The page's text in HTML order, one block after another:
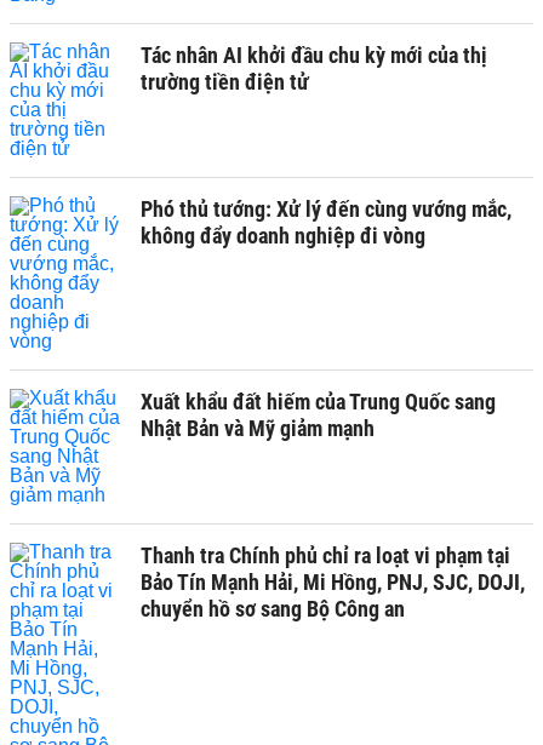
Tác nhân AI khởi đầu chu kỳ mới của thị
trường tiền điện tử
Phó thủ tướng: Xử lý đến cùng vướng mắc,
không đẩy doanh nghiệp đi vòng
Xuất khẩu đất hiếm của Trung Quốc sang
Nhật Bản và Mỹ giảm mạnh
Thanh tra Chính phủ chỉ ra loạt vi phạm tại
Bảo Tín Mạnh Hải, Mi Hồng, PNJ, SJC, DOJI,
chuyển hồ sơ sang Bộ Công an